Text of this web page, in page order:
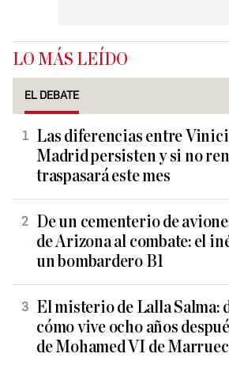
LO MÁS LEÍDO
EL DEBATE
Las diferencias entre
Madrid persisten y si no
traspasará este mes
De un cementerio de
de Arizona al combate: el
un bombardero B1
El misterio de Lalla Salma:
cómo vive ocho años
de Mohamed VI de